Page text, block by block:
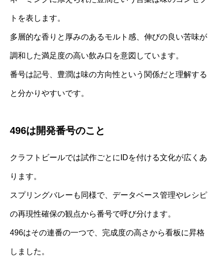
トを表します。
多層的な香りと厚みのあるモルト感、伸びの良い苦味が
調和した満足度の高い飲み口を意図しています。
番号は記号、豊潤は味の方向性という関係だと理解する
と分かりやすいです。
496は開発番号のこと
クラフトビールでは試作ごとにIDを付ける文化が広くあ
ります。
スプリングバレーも同様で、データベース管理やレシピ
の再現性確保の観点から番号で呼び分けます。
496はその連番の一つで、完成度の高さから看板に昇格
しました。